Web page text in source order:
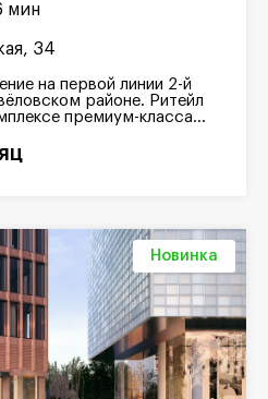
мин
34
на первой линии 2-й
районе. Ритейл
премиум-класса...
Новинка